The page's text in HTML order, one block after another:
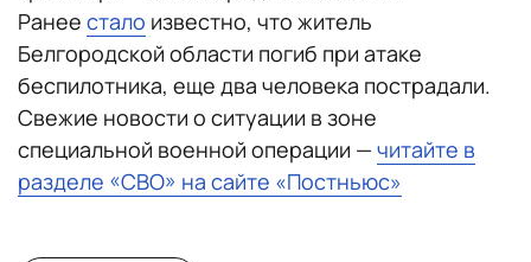
Ранее стало известно, что житель
Белгородской области погиб при атаке
беспилотника, еще два человека пострадали.
Свежие новости о ситуации в зоне
специальной военной операции — читайте в
разделе «СВО» на сайте «Постньюс»